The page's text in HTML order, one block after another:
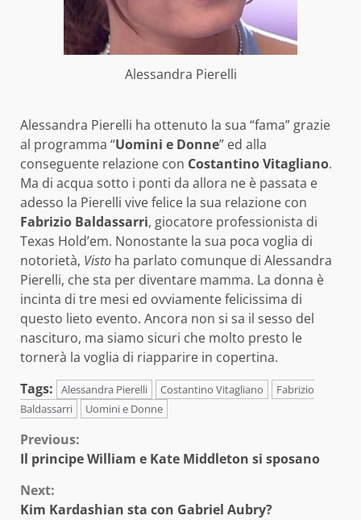
Alessandra Pierelli
Alessandra Pierelli ha ottenuto la sua “fama” grazie
al programma “Uomini e Donne” ed alla
conseguente relazione con Costantino Vitagliano.
Ma di acqua sotto i ponti da allora ne è passata e
adesso la Pierelli vive felice la sua relazione con
Fabrizio Baldassarri, giocatore professionista di
Texas Hold’em. Nonostante la sua poca voglia di
notorietà, Visto ha parlato comunque di Alessandra
Pierelli, che sta per diventare mamma. La donna è
incinta di tre mesi ed ovviamente felicissima di
questo lieto evento. Ancora non si sa il sesso del
nascituro, ma siamo sicuri che molto presto le
tornerà la voglia di riapparire in copertina.
Tags:
Alessandra Pierelli Costantino Vitagliano
Fabrizio
Baldassarri
Uomini e Donne
Continue
Reading
Previous:
Il principe William e Kate Middleton si sposano
Next:
Kim Kardashian sta con Gabriel Aubry?